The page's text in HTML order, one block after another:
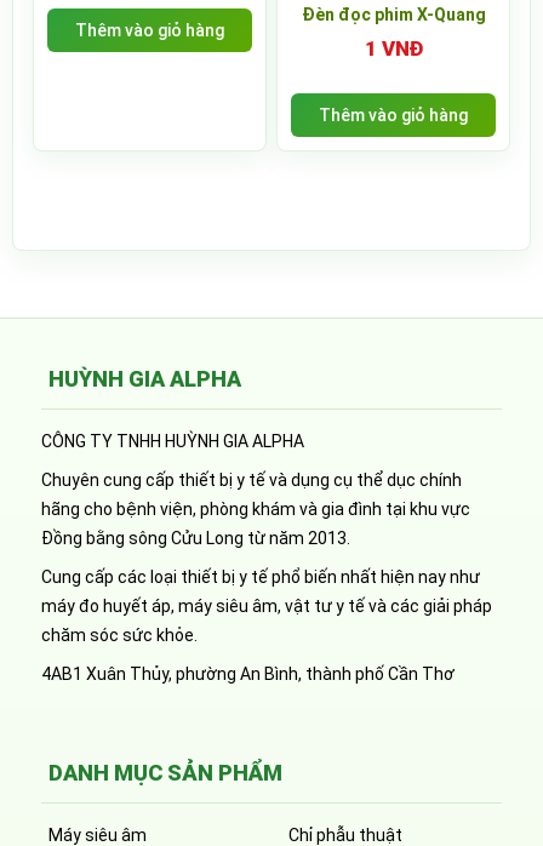
Thêm vào giỏ hàng
Đèn đọc phim X-Quang
1 VNĐ
Thêm vào giỏ hàng
HUỲNH GIA ALPHA
CÔNG TY TNHH HUỲNH GIA ALPHA
Chuyên cung cấp thiết bị y tế và dụng cụ thể dục chính
hãng cho bệnh viện, phòng khám và gia đình tại khu vực
Đồng bằng sông Cửu Long từ năm 2013.
Cung cấp các loại thiết bị y tế phổ biến nhất hiện nay như
máy đo huyết áp, máy siêu âm, vật tư y tế và các giải pháp
chăm sóc sức khỏe.
4AB1 Xuân Thủy, phường An Bình, thành phố Cần Thơ
DANH MỤC SẢN PHẨM
Máy siêu âm Chỉ phẫu thuật